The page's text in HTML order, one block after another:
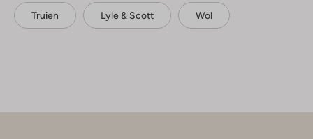
Truien Lyle & Scott Wol